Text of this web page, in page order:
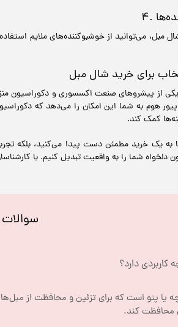
مبل، می‌توانید از خوشبوکننده‌های ملایم
برای خرید شال مبل
از پیشروهای صنعت اکسسوری و دکوراسیون
هوم به شما این امکان را می‌دهد که
کمک کند.
به یک خرید مطمئن دست پیدا می‌کنید، بلکه
دلخواه شما را به واقعیت تبدیل کنیم. با
دارد؟